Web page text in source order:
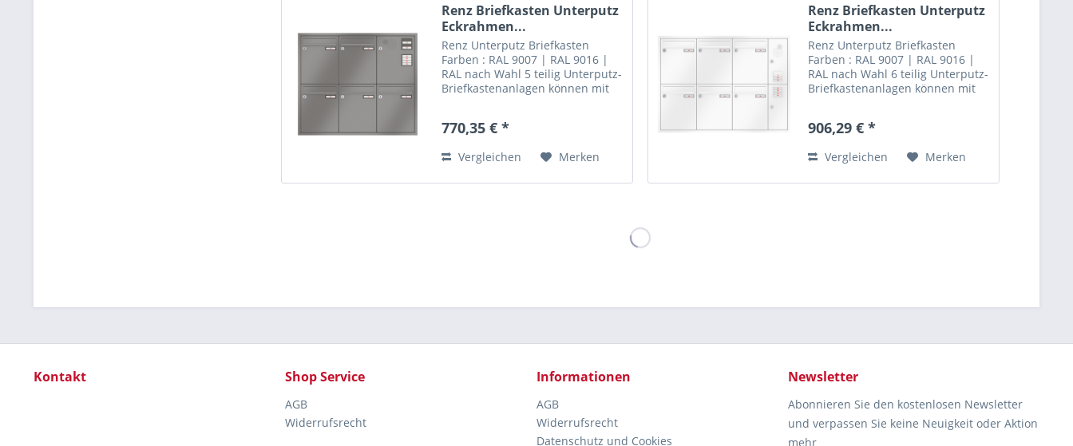
Renz Briefkasten Unterputz
Eckrahmen...
Renz Unterputz Briefkasten
Farben : RAL 9007 | RAL 9016 |
RAL nach Wahl 5 teilig Unterputz-
Briefkastenanlagen können mit
werden. Der Rahmen ist auf
mm...
770,35 € *
Vergleichen Merken
Renz Briefkasten Unterputz
Eckrahmen...
Renz Unterputz Briefkasten
Farben : RAL 9007 | RAL 9016 |
RAL nach Wahl 6 teilig Unterputz-
Briefkastenanlagen können mit
werden. Der Rahmen ist auf
mm...
906,29 € *
Vergleichen Merken
Kontakt Shop Service
AGB
Widerrufsrecht
Informationen
AGB
Widerrufsrecht
Datenschutz und Cookies
Newsletter
Abonnieren Sie den kostenlosen Newsletter
und verpassen Sie keine Neuigkeit oder Aktion
mehr